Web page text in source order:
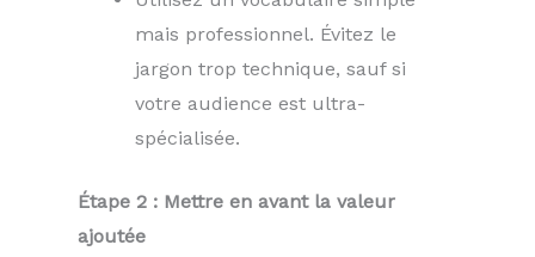
mais professionnel. Évitez le
jargon trop technique, sauf si
votre audience est ultra-
spécialisée.
Étape 2 : Mettre en avant la valeur
ajoutée